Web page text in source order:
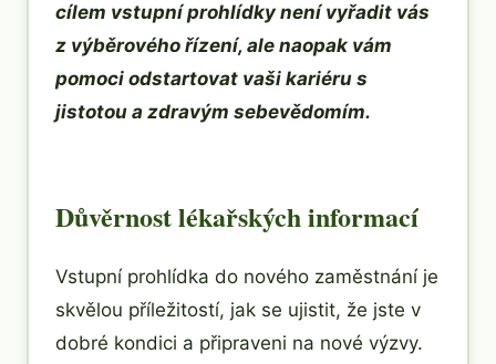
cílem vstupní prohlídky není vyřadit vás
z výběrového řízení, ale naopak vám
pomoci odstartovat vaši kariéru s
jistotou a zdravým sebevědomím.
Důvěrnost lékařských informací
Vstupní prohlídka do nového zaměstnání je
skvělou příležitostí, jak se ujistit, že jste v
dobré kondici a připraveni na nové výzvy.